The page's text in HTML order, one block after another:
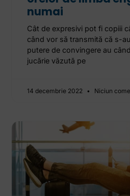
numai
Cât de expresivi pot fi copiii
când vor să transmită că s-
putere de convingere au
jucărie văzută pe
14 decembrie 2022 Niciun